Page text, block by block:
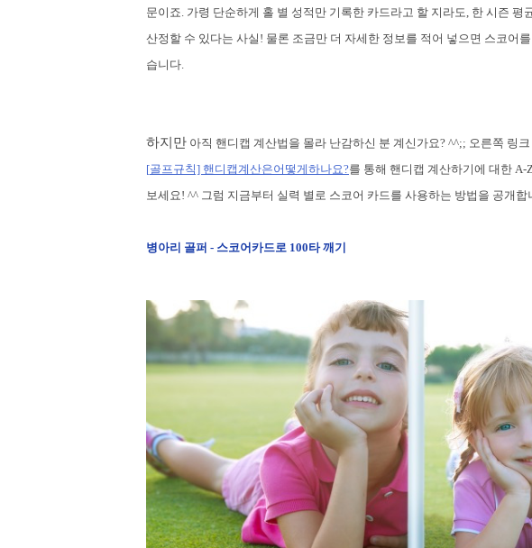
문이죠. 가령 단순하게 홀 별 성적만 기록한 카드라고 할 지라도, 한 시즌 평
산정할 수 있다는 사실 ! 물론 조금만 더 자세한 정보를 적어 넣으면 스코어
습니다.
하지만 아직 핸디캡 계산법을 몰라 난감하신 분 계신가요? ^^;; 오른쪽 링크
[골프규칙] 핸디캡계산은어떻게하나요?를 통해 핸디캡 계산하기에 대한 A-
보세요! ^^ 그럼 지금부터 실력 별로 스코어 카드를 사용하는 방법을 공개합
병아리 골퍼 - 스코어카드로 100타 깨기